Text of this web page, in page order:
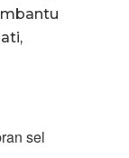
sel